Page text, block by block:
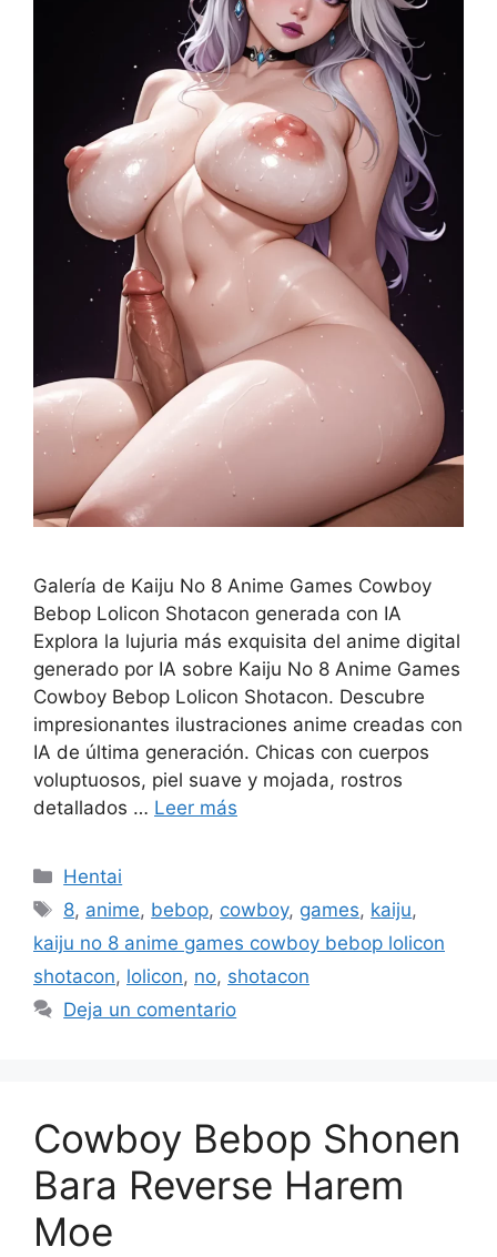
Galería de Kaiju No 8 Anime Games Cowboy
Bebop Lolicon Shotacon generada con IA
Explora la lujuria más exquisita del anime digital
generado por IA sobre Kaiju No 8 Anime Games
Cowboy Bebop Lolicon Shotacon. Descubre
impresionantes ilustraciones anime creadas con
IA de última generación. Chicas con cuerpos
voluptuosos, piel suave y mojada, rostros
detallados … Leer más
Categorías
Hentai
Etiquetas
8, anime, bebop, cowboy, games, kaiju,
kaiju no 8 anime games cowboy bebop lolicon
shotacon, lolicon, no, shotacon
Deja un comentario
Cowboy Bebop Shonen
Bara Reverse Harem
Moe